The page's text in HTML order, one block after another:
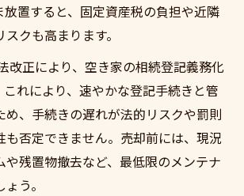
放置すると、固定資産税の負担や近隣
クも高まります。
改正により、空き家の相続登記義務化
れにより、速やかな登記手続きと管
め、手続きの遅れが法的リスクや罰則
も否定できません。売却前には、現況
や残置物撤去など、最低限のメンテナ
う。